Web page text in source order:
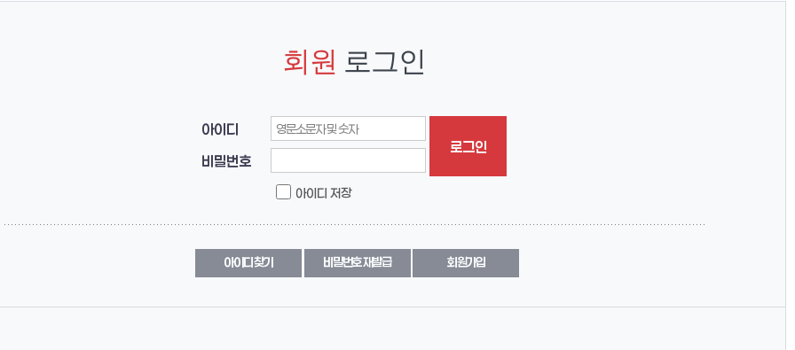
회원 로그인
아이디
비밀번호
아이디 저장
로그인
아이디 찾기 비밀번호 재발급 회원가입